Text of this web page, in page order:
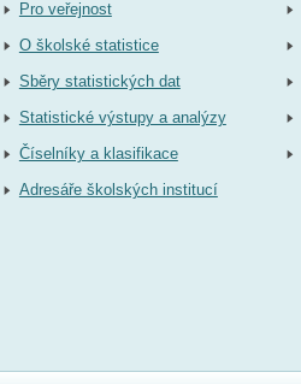
Pro veřejnost
O školské statistice
Sběry statistických dat
Statistické výstupy a analýzy
Číselníky a klasifikace
Adresáře školských institucí